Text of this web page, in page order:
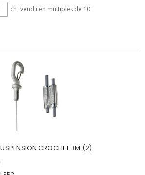
ch vendu en multiples de 10
CROCHET 3M (2)